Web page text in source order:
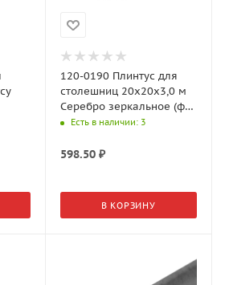
120-0190 Плинтус для
столешниц 20х20х3,0 м
Серебро зеркальное (ф-
ра 120-820, 33-3L)
Есть в наличии: 3
598.50₽
В КОРЗИНУ